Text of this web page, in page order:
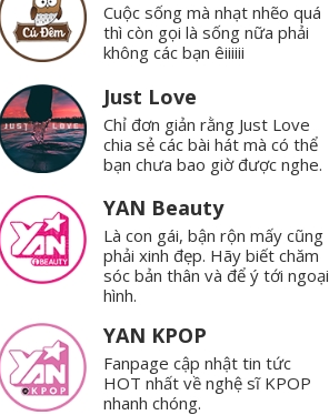
Cuộc sống mà nhạt nhẽo quá
thì còn gọi là sống nữa phải
không các bạn êiiiiii
Just Love
Chỉ đơn giản rằng Just Love
chia sẻ các bài hát mà có thể
bạn chưa bao giờ được nghe.
YAN Beauty
Là con gái, bận rộn mấy cũng
phải xinh đẹp. Hãy biết chăm
sóc bản thân và để ý tới ngoại
hình.
YAN KPOP
Fanpage cập nhật tin tức
HOT nhất về nghệ sĩ KPOP
nhanh chóng.